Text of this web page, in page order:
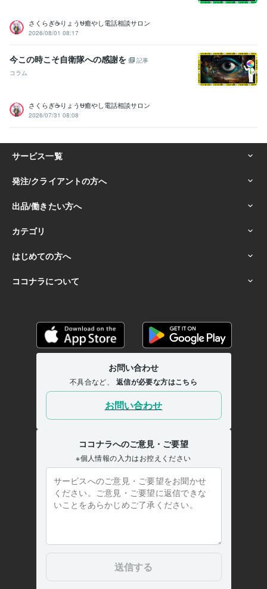
得意分野
話し相手、愚痴聞き 話し
相手、愚痴聞き 話し相手、愚痴聞き 話し相手、愚痴聞き 対人関係
の悩み相談
恋愛相談・アドバ
ャリアの悩み相談
仕事・職場・キャリアの悩み相談
学歴
ココナラフリーランス研究中学校
ココナラフリーランス研究専門学校
ココナラフリーランス研究大学
ココナラフリーランス研究大学
ココナラフリーランス研究大学
さくらぎ☕りょう⛎癒やし電話相談サロン
2026/08/01 08:17
今この時こそ自衛隊への感謝を
記事
コラム
さくらぎ☕りょう⛎癒やし電話相談サロン
2026/07/31 08:08